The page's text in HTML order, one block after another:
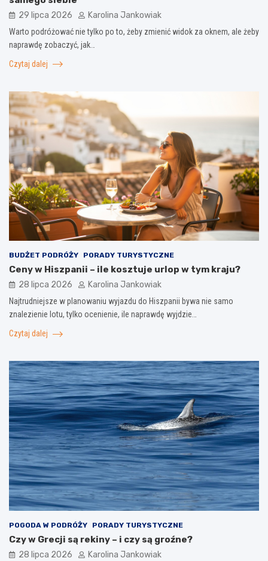
29 lipca 2026 Karolina Jankowiak
Warto podróżować nie tylko po to, żeby zmienić widok za oknem, ale żeby
naprawdę zobaczyć, jak…
Czytaj dalej
BUDŻET PODRÓŻY PORADY TURYSTYCZNE
Ceny w Hiszpanii – ile kosztuje urlop w tym kraju?
28 lipca 2026 Karolina Jankowiak
Najtrudniejsze w planowaniu wyjazdu do Hiszpanii bywa nie samo
znalezienie lotu, tylko ocenienie, ile naprawdę wyjdzie…
Czytaj dalej
POGODA W PODRÓŻY PORADY TURYSTYCZNE
Czy w Grecji są rekiny – i czy są groźne?
28 lipca 2026 Karolina Jankowiak